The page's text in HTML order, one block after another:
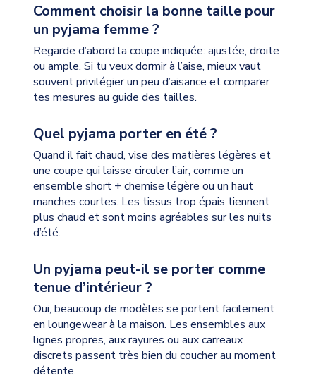
Comment choisir la bonne taille pour
un pyjama femme ?
Regarde d’abord la coupe indiquée: ajustée, droite
ou ample. Si tu veux dormir à l’aise, mieux vaut
souvent privilégier un peu d’aisance et comparer
tes mesures au guide des tailles.
Quel pyjama porter en été ?
Quand il fait chaud, vise des matières légères et
une coupe qui laisse circuler l’air, comme un
ensemble short + chemise légère ou un haut
manches courtes. Les tissus trop épais tiennent
plus chaud et sont moins agréables sur les nuits
d’été.
Un pyjama peut-il se porter comme
tenue d’intérieur ?
Oui, beaucoup de modèles se portent facilement
en loungewear à la maison. Les ensembles aux
lignes propres, aux rayures ou aux carreaux
discrets passent très bien du coucher au moment
détente.